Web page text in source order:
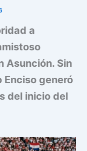
a
Asunción. Sin
Enciso generó
del inicio del